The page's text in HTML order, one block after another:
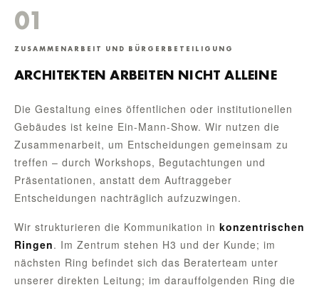
01
ZUSAMMENARBEIT UND BÜRGERBETEILIGUNG
ARCHITEKTEN ARBEITEN NICHT ALLEINE
Die Gestaltung eines öffentlichen oder institutionellen
Gebäudes ist keine Ein-Mann-Show. Wir nutzen die
Zusammenarbeit, um Entscheidungen gemeinsam zu
treffen – durch Workshops, Begutachtungen und
Präsentationen, anstatt dem Auftraggeber
Entscheidungen nachträglich aufzuzwingen.
Wir strukturieren die Kommunikation in konzentrischen
Ringen. Im Zentrum stehen H3 und der Kunde; im
nächsten Ring befindet sich das Beraterteam unter
unserer direkten Leitung; im darauffolgenden Ring die